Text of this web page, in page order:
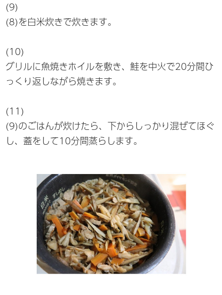
(9)
(8)を白米炊きで炊きます。
(10)
グリルに魚焼きホイルを敷き、鮭を中火で20分間ひ
っくり返しながら焼きます。
(11)
(9)のごはんが炊けたら、下からしっかり混ぜてほぐ
し、蓋をして10分間蒸らします。